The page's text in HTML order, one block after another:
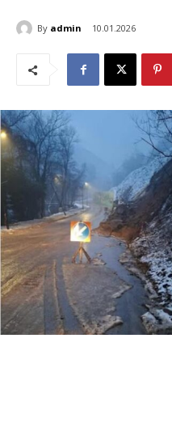
By admin 10.01.2026